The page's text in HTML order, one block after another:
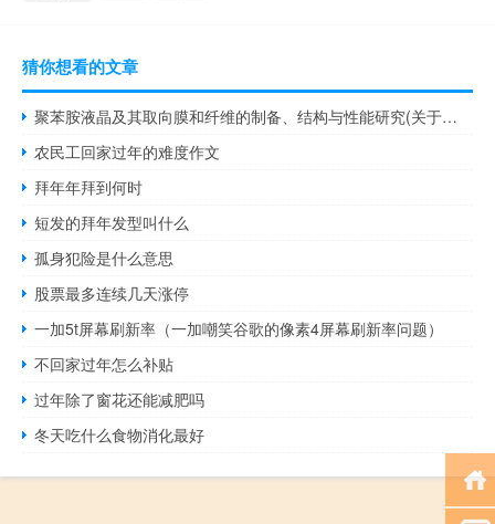
猜你想看的文章
聚苯胺液晶及其取向膜和纤维的制备、结构与性能研究(关于聚苯胺液晶及其取向膜和纤维的制备、结构与性能研究简述)
农民工回家过年的难度作文
拜年年拜到何时
短发的拜年发型叫什么
孤身犯险是什么意思
股票最多连续几天涨停
一加5t屏幕刷新率（一加嘲笑谷歌的像素4屏幕刷新率问题）
不回家过年怎么补贴
过年除了窗花还能减肥吗
冬天吃什么食物消化最好